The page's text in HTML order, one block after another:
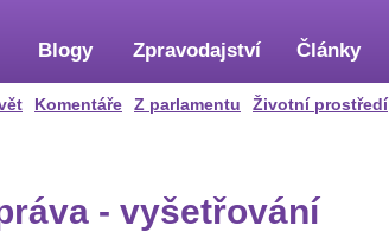
Komentáře Z parlamentu Životní prostředí
Blogy Zpravodajství Články
- vyšetřování